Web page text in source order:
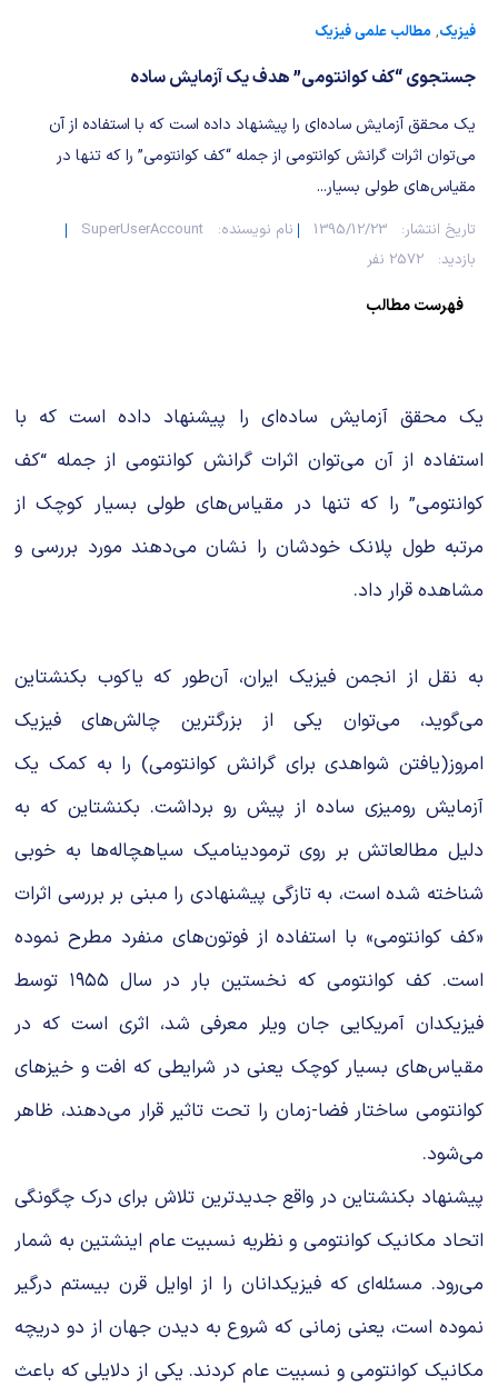
فیزیک,مطالب علمی فیزیک
جستجوی “کف کوانتومی” هدف یک آزمایش ساده‌
یک محقق آزمایش ساده‌ای را پیشنهاد داده است که با استفاده از آن
می‌توان اثرات گرانش کوانتومی از جمله “کف کوانتومی” را که تنها در
مقیاس‌های طولی بسیار...
تاریخ انتشار: 1395/12/23 نام نویسنده:
SuperUserAccount
بازدید:
2572 نفر
فهرست مطالب
یک محقق آزمایش ساده‌ای را پیشنهاد داده است که با
استفاده از آن می‌توان اثرات گرانش کوانتومی از جمله “کف
کوانتومی” را که تنها در مقیاس‌های طولی بسیار کوچک از
مرتبه طول پلانک خودشان را نشان می‌دهند مورد بررسی و
مشاهده قرار داد.
به نقل از انجمن فیزیک ایران، آن‌طور که یاکوب بکنشتاین
می‌گوید، می‌توان یکی از بزرگترین چالش‌های فیزیک
امروز(یافتن شواهدی برای گرانش کوانتومی) را به کمک یک
آزمایش رومیزی ساده از پیش رو برداشت. بکنشتاین که به
دلیل مطالعاتش بر روی ترمودینامیک سیاهچاله‌ها به خوبی
شناخته شده است، به تازگی پیشنهادی را مبنی بر بررسی اثرات
«کف کوانتومی» با استفاده از فوتون‌های منفرد مطرح نموده
است. کف کوانتومی که نخستین بار در سال ۱۹۵۵ توسط
فیزیکدان آمریکایی جان ویلر معرفی شد، اثری است که در
مقیاس‌های بسیار کوچک یعنی در شرایطی که افت و خیزهای
کوانتومی ساختار فضا-زمان را تحت تاثیر قرار می‌دهند، ظاهر
می‌شود.
پیشنهاد بکنشتاین در واقع جدیدترین تلاش برای درک چگونگی
اتحاد مکانیک کوانتومی و نظریه نسبیت عام اینشتین به شمار
می‌رود. مسئله‌ای که فیزیکدانان را از اوایل قرن بیستم درگیر
نموده است، یعنی زمانی که شروع به دیدن جهان از دو دریچه
مکانیک کوانتومی و نسبیت عام کردند. یکی از دلایلی که باعث
مطالب جالب شیمی
بمب های شیمیایی
شیمی عمومی
طب سنتی
گیاهان دارویی